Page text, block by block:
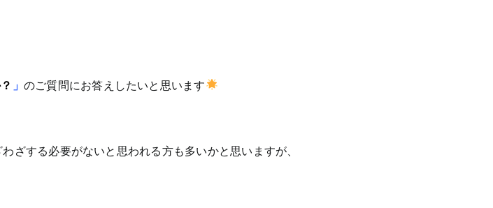
」 のご質問にお答えしたいと思います
ざする必要がないと思われる方も多いかと思いますが、